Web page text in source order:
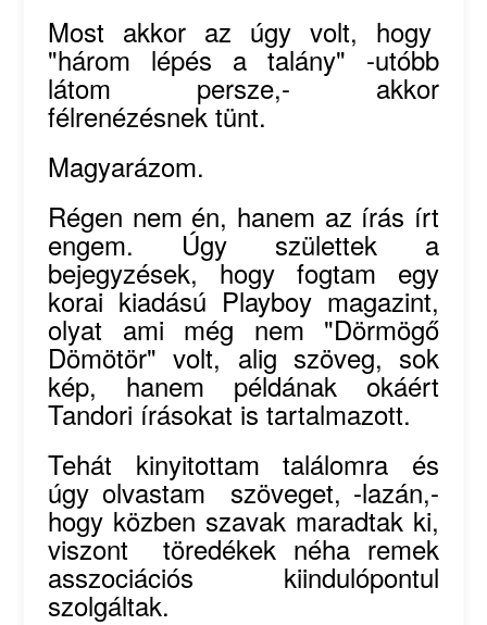
Most akkor az úgy volt, hogy
"három lépés a talány" -utóbb
látom persze,- akkor
félrenézésnek tünt.
Magyarázom.
Régen nem én, hanem az írás írt
engem. Úgy születtek a
bejegyzések, hogy fogtam egy
korai kiadású Playboy magazint,
olyat ami még nem "Dörmögő
Dömötör" volt, alig szöveg, sok
kép, hanem példának okáért
Tandori írásokat is tartalmazott.
Tehát kinyitottam találomra és
úgy olvastam szöveget, -lazán,-
hogy közben szavak maradtak ki,
viszont töredékek néha remek
asszociációs kiindulópontul
szolgáltak.